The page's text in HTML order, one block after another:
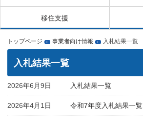
移住支援
トップページ › 事業者向け情報 › 入札結果一覧
入札結果一覧
2026年6月9日 入札結果一覧
2026年4月1日 令和7年度入札結果一覧